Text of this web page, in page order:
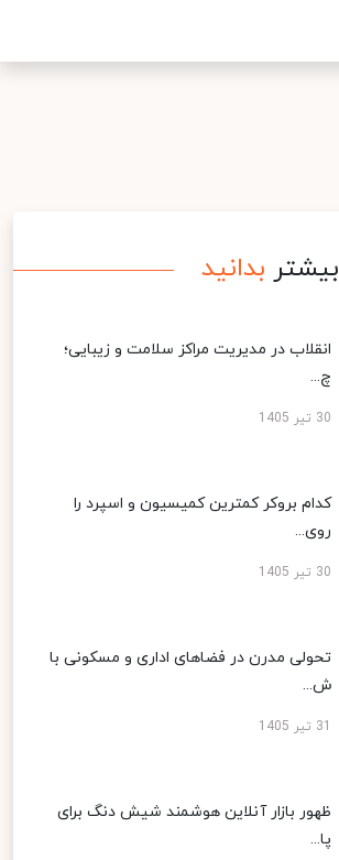
بیشتر بدانید
انقلاب در مدیریت مراکز سلامت و زیبایی؛
چ...
30 تیر 1405
کدام بروکر کمترین کمیسیون و اسپرد را
روی...
30 تیر 1405
تحولی مدرن در فضاهای اداری و مسکونی با
ش...
ظهور بازار آنلاین هوشمند شیش دنگ برای
پا...